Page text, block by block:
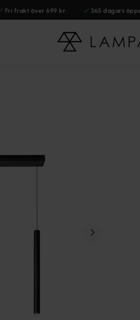
Fri frakt över 699 kr 365 dagars